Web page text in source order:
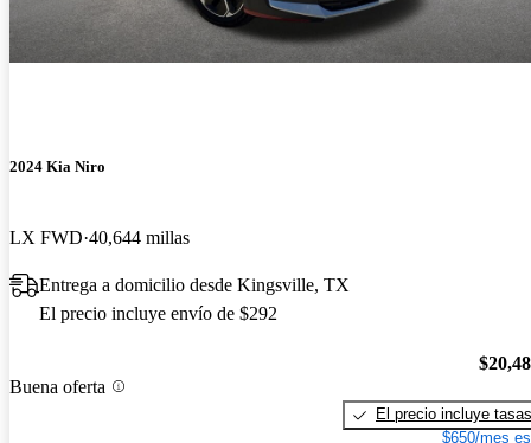
2024 Kia Niro
LX FWD 40,644 millas
Entrega a domicilio desde Kingsville, TX
El precio incluye envío de $292
Buena oferta
El precio incluye tasas
$650/mes